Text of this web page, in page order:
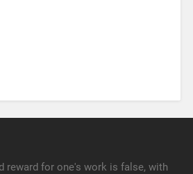
reward for one's work is false, with